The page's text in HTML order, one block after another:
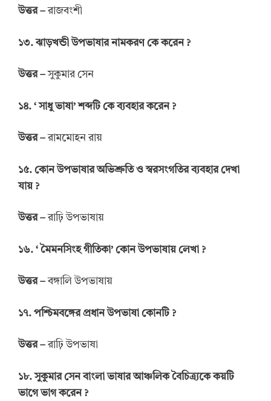
উত্তর –রাজবংশী
১৩. ঝাড়খন্ডী উপভাষার নামকরণ কে করেন ?
উত্তর –সুকুমার সেন
১৪. ‘ সাধু ভাষা’ শব্দটি কে ব্যবহার করেন ?
উত্তর –রামমোহন রায়
১৫. কোন উপভাষার অভিশ্রুতি ও স্বরসংগতির ব্যবহার দেখা
যায় ?
উত্তর –রাঢ়ি উপভাষায়
১৬. ‘ মৈমনসিংহ গীতিকা’ কোন উপভাষায় লেখা ?
উত্তর –বঙ্গালি উপভাষায়
১৭. পশ্চিমবঙ্গের প্রধান উপভাষা কোনটি ?
উত্তর –রাঢ়ি উপভাষা
১৮. সুকুমার সেন বাংলা ভাষার আঞ্চলিক বৈচিত্র্যকে কয়টি
ভাগে ভাগ করেন ?